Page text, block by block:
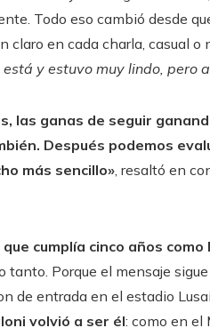
Todo eso cambió desde
claro en cada charla, casual o
y estuvo muy lindo, pero
las ganas de seguir
Después podemos
más sencillo», resaltó en
cumplía cinco años como
tanto. Porque el mensaje
de entrada en el estadio
volvió a ser él: como en el